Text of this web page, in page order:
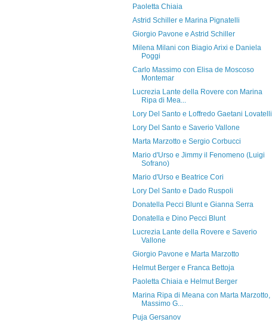
Paoletta Chiaia
Astrid Schiller e Marina Pignatelli
Giorgio Pavone e Astrid Schiller
Milena Milani con Biagio Arixi e Daniela
Poggi
Carlo Massimo con Elisa de Moscoso
Montemar
Lucrezia Lante della Rovere con Marina
Ripa di Mea...
Lory Del Santo e Loffredo Gaetani Lovatelli
Lory Del Santo e Saverio Vallone
Marta Marzotto e Sergio Corbucci
Mario d'Urso e Jimmy il Fenomeno (Luigi
Sofrano)
Mario d'Urso e Beatrice Cori
Lory Del Santo e Dado Ruspoli
Donatella Pecci Blunt e Gianna Serra
Donatella e Dino Pecci Blunt
Lucrezia Lante della Rovere e Saverio
Vallone
Giorgio Pavone e Marta Marzotto
Helmut Berger e Franca Bettoja
Paoletta Chiaia e Helmut Berger
Marina Ripa di Meana con Marta Marzotto,
Massimo G...
Puja Gersanov